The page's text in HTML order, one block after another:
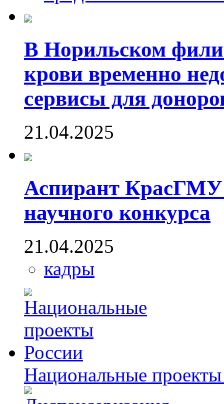
В Норильском
крови временно
сервисы для
21.04.2025
Аспирант
научного конкурса
21.04.2025
кадры
Национальные